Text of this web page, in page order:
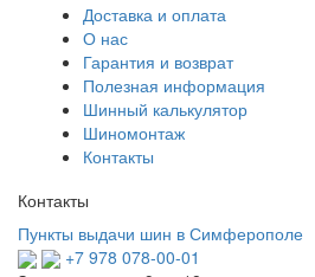
Доставка и оплата
О нас
Гарантия и возврат
Полезная информация
Шинный калькулятор
Шиномонтаж
Контакты
Контакты
Пункты выдачи шин в Симферополе
+7 978 078-00-01